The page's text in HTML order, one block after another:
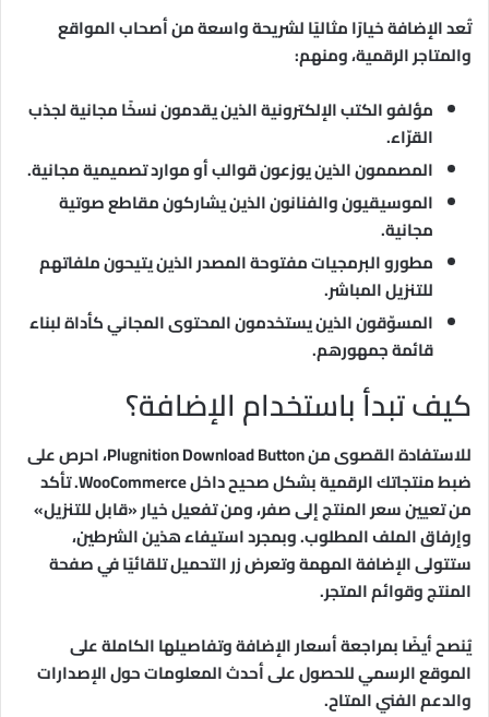
تُعد الإضافة خيارًا مثاليًا لشريحة واسعة من أصحاب المواقع
والمتاجر الرقمية، ومنهم:
مؤلفو الكتب الإلكترونية الذين يقدمون نسخًا مجانية لجذب
القرّاء.
المصممون الذين يوزعون قوالب أو موارد تصميمية مجانية.
الموسيقيون والفنانون الذين يشاركون مقاطع صوتية
مجانية.
مطورو البرمجيات مفتوحة المصدر الذين يتيحون ملفاتهم
للتنزيل المباشر.
المسوّقون الذين يستخدمون المحتوى المجاني كأداة لبناء
قائمة جمهورهم.
كيف تبدأ باستخدام الإضافة؟
للاستفادة القصوى من Plugnition Download Button، احرص على
ضبط منتجاتك الرقمية بشكل صحيح داخل WooCommerce. تأكد
من تعيين سعر المنتج إلى صفر، ومن تفعيل خيار «قابل للتنزيل»
وإرفاق الملف المطلوب. وبمجرد استيفاء هذين الشرطين،
ستتولى الإضافة المهمة وتعرض زر التحميل تلقائيًا في صفحة
المنتج وقوائم المتجر.
يُنصح أيضًا بمراجعة أسعار الإضافة وتفاصيلها الكاملة على
الموقع الرسمي للحصول على أحدث المعلومات حول الإصدارات
والدعم الفني المتاح.